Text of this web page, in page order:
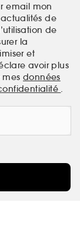
email mon
de
de
la
et
avoir plus
données
.